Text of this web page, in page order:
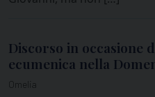
Discorso in occasione
ecumenica nella
Omelia